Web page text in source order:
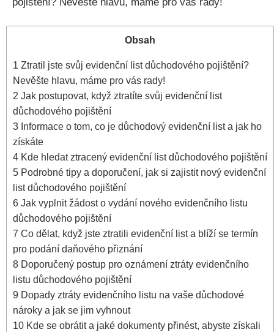
Obsah
1 Ztratil jste svůj evidenční list důchodového pojištění?
Nevěšte hlavu, máme pro vás rady!
2 Jak postupovat, když ztratíte svůj evidenční list
důchodového pojištění
3 Informace o tom, co je důchodový evidenční list a jak ho
získáte
4 Kde hledat ztracený evidenční list důchodového pojištění
5 Podrobné tipy a doporučení, jak si zajistit nový evidenční
list důchodového pojištění
6 Jak vyplnit žádost o vydání nového evidenčního listu
důchodového pojištění
7 Co dělat, když jste ztratili evidenční list a blíží se termín
pro podání daňového přiznání
8 Doporučený postup pro oznámení ztráty evidenčního
listu důchodového pojištění
9 Dopady ztráty evidenčního listu na vaše důchodové
nároky a jak se jim vyhnout
10 Kde se obrátit a jaké dokumenty přinést, abyste získali